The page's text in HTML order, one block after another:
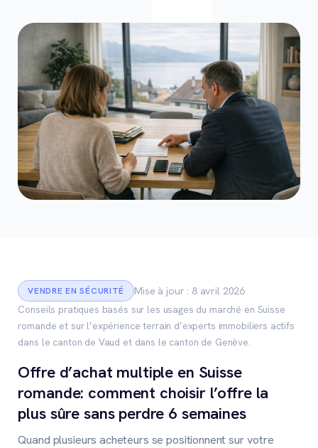
VENDRE EN SÉCURITÉ
Mise à jour : 8 avril 2026
Conseils pratiques basés sur les usages du marché en Suisse
romande et sur l’expérience terrain d’experts immobiliers actifs
dans le canton de Vaud et dans le canton de Genève.
Offre d’achat multiple en Suisse
romande: comment choisir l’offre la
plus sûre sans perdre 6 semaines
Quand plusieurs acheteurs se positionnent sur votre